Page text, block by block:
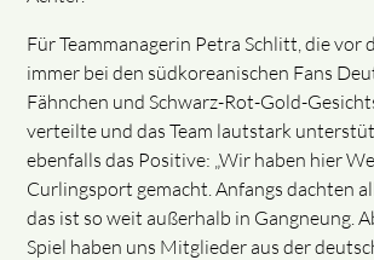
Für Teammanagerin Petra Schlitt, die vor
immer bei den südkoreanischen Fans
Fähnchen und Schwarz-Rot-Gold-
verteilte und das Team lautstark
ebenfalls das Positive: „Wir haben hier
Curlingsport gemacht. Anfangs dachten
das ist so weit außerhalb in Gangneung.
Spiel haben uns Mitglieder aus der